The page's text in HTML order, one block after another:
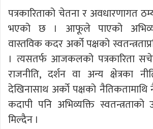
पत्रकारिताको चेतना र अवधारणागत
भएको छ । आफूले पाएको
वास्तविक कदर अर्को पक्षको
। त्यसतर्फ आजकलको पत्रकारिता
राजनीति, दर्शन वा अन्य क्षेत्रका
देखिनासाथ अर्को पक्षको
कदापी पनि अभिव्यक्ति
मिल्दैन ।